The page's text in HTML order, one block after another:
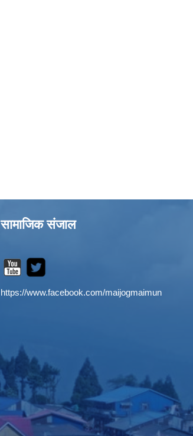
सामाजिक संजाल
https://www.facebook.com/maijogmaimun